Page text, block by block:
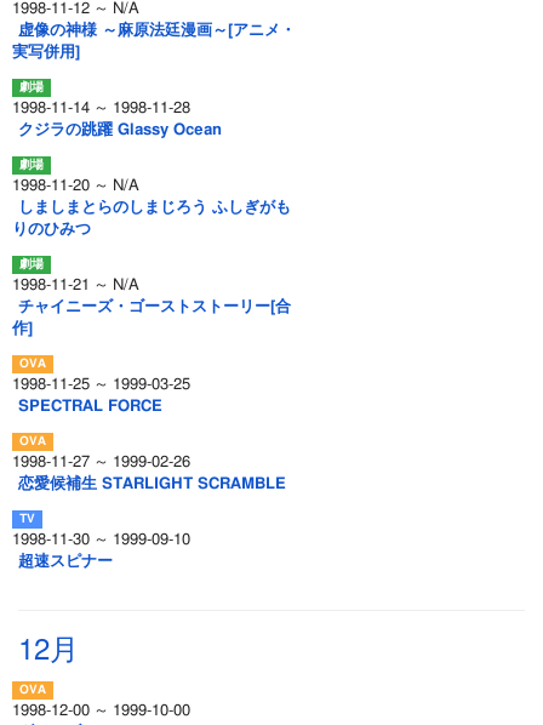
1998-11-12 ～ N/A
虚像の神様 ～麻原法廷漫画～[アニメ・
実写併用]
1998-11-14 ～ 1998-11-28
クジラの跳躍 Glassy Ocean
1998-11-20 ～ N/A
しましまとらのしまじろう ふしぎがも
りのひみつ
1998-11-21 ～ N/A
チャイニーズ・ゴーストストーリー[合
作]
1998-11-25 ～ 1999-03-25
SPECTRAL FORCE
1998-11-27 ～ 1999-02-26
恋愛候補生 STARLIGHT SCRAMBLE
1998-11-30 ～ 1999-09-10
超速スピナー
12月
1998-12-00 ～ 1999-10-00